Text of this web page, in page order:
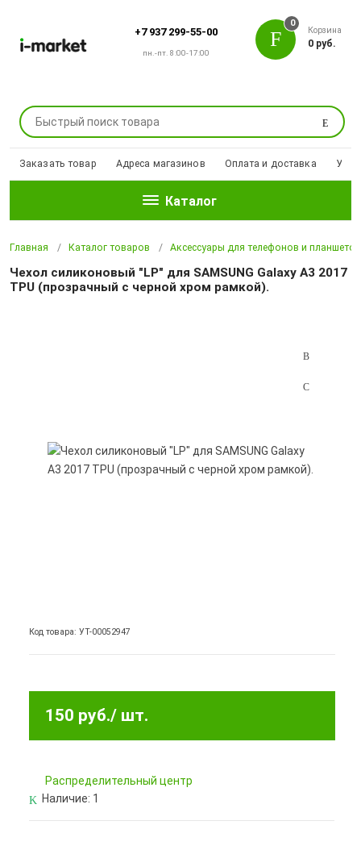
+7 937 299-55-00
пн.-пт. 8:00-17:00
Поиск
0
Корзина
0 руб.
Заказать товар Адреса магазинов Оплата и доставка
Каталог
Главная Каталог товаров Аксессуары для телефонов и планшетов
Чехол силиконовый "LP" для SAMSUNG Galaxy A3 2017
TPU (прозрачный с черной хром рамкой).
Код товара: УТ-00052947
150 руб./ шт.
Pаспределительный центр
Наличие: 1